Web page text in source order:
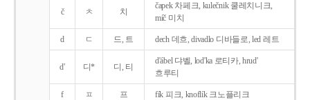
č ㅊ 치
čapek 차페크, kulečnik 쿨레치니크,
míč 미치
d ㄷ 드, 트 dech 데흐, divadlo 디바들로, led 레트
d' 디* 디, 티
d'ábel 댜벨, lod'ka 로티카, hrud'
흐루티
f ㅍ 프 fík 피크, knoflík 크노플리크